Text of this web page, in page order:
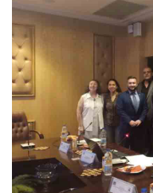
الطلاب
هيئة التدريس
الدراسات العليا
الخريجين
الموظفون